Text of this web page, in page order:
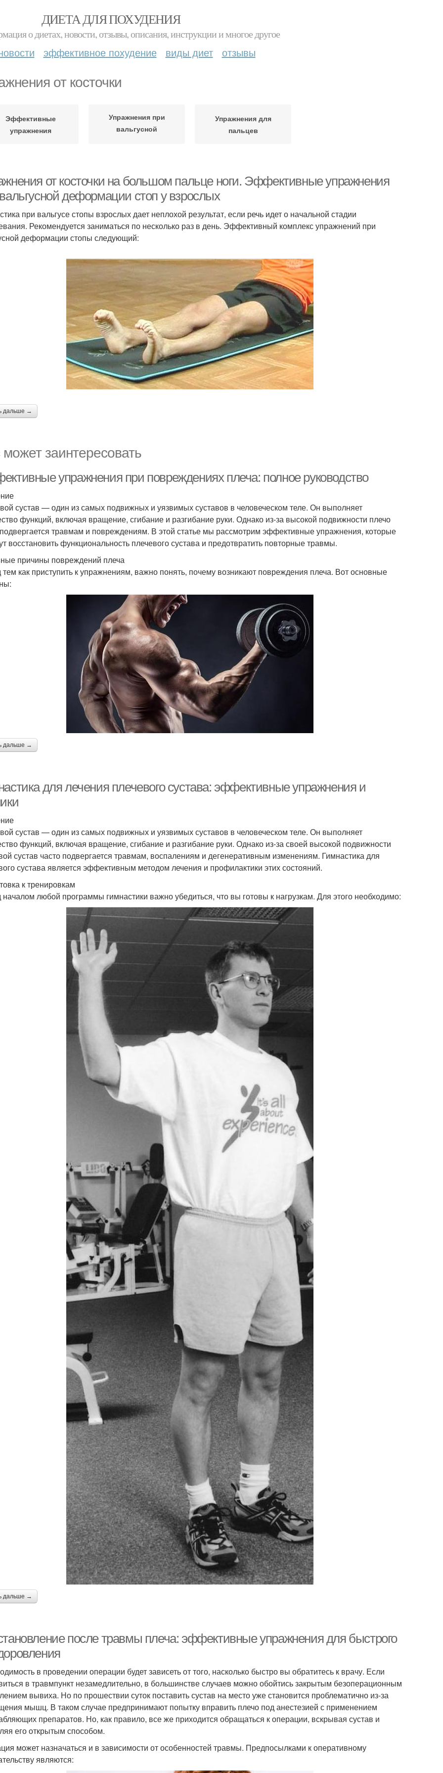
ДИЕТА ДЛЯ ПОХУДЕНИЯ
о диетах, новости, отзывы, описания, инструкции и многое другое
эффективное похудение виды диет отзывы
от косточки
Эффективные
упражнения
Упражнения при
вальгусной
Упражнения для
пальцев
от косточки на большом пальце ноги. Эффективные упражнения
деформации стоп у взрослых
при вальгусе стопы взрослых дает неплохой результат, если речь идет о начальной стадии
Рекомендуется заниматься по несколько раз в день. Эффективный комплекс упражнений при
деформации стопы следующий:
дальше →
заинтересовать
упражнения при повреждениях плеча: полное руководство
сустав — один из самых подвижных и уязвимых суставов в человеческом теле. Он выполняет
функций, включая вращение, сгибание и разгибание руки. Однако из-за высокой подвижности плечо
травмам и повреждениям. В этой статье мы рассмотрим эффективные упражнения, которые
восстановить функциональность плечевого сустава и предотвратить повторные травмы.
причины повреждений плеча
как приступить к упражнениям, важно понять, почему возникают повреждения плеча. Вот основные
дальше →
для лечения плечевого сустава: эффективные упражнения и
сустав — один из самых подвижных и уязвимых суставов в человеческом теле. Он выполняет
функций, включая вращение, сгибание и разгибание руки. Однако из-за своей высокой подвижности
сустав часто подвергается травмам, воспалениям и дегенеративным изменениям. Гимнастика для
сустава является эффективным методом лечения и профилактики этих состояний.
к тренировкам
любой программы гимнастики важно убедиться, что вы готовы к нагрузкам. Для этого необходимо:
дальше →
после травмы плеча: эффективные упражнения для быстрого
в проведении операции будет зависеть от того, насколько быстро вы обратитесь к врачу. Если
в травмпункт незамедлительно, в большинстве случаев можно обойтись закрытым безоперационным
вывиха. Но по прошествии суток поставить сустав на место уже становится проблематично из-за
мышц. В таком случае предпринимают попытку вправить плечо под анестезией с применением
препаратов. Но, как правило, все же приходится обращаться к операции, вскрывая сустав и
его открытым способом.
может назначаться и в зависимости от особенностей травмы. Предпосылками к оперативному
являются: